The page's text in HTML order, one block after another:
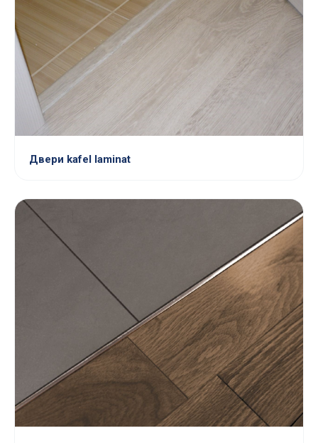
Двери kafel laminat